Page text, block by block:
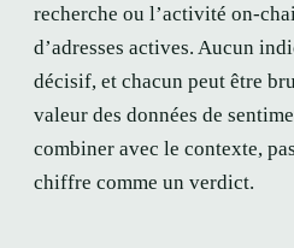
recherche ou l’activité on-
d’adresses actives. Aucun
décisif, et chacun peut être
valeur des données de
combiner avec le contexte,
chiffre comme un verdict.